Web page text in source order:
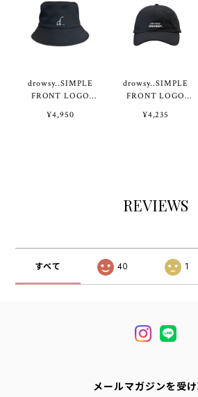
drowsy..SIMPLE
FRONT LOGO
¥4,950
drowsy..SIMPLE
FRONT LOGO
¥4,235
REVIEWS
すべて 40 1
メールマガジンを受